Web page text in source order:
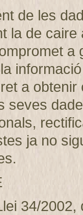
de les
la de
a
seves
ja no
34/2002,